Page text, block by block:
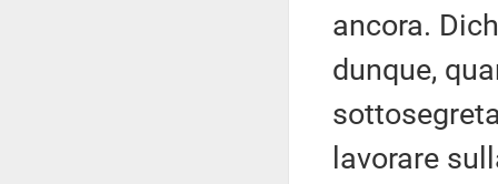
ancora.
dunque,
lavorare